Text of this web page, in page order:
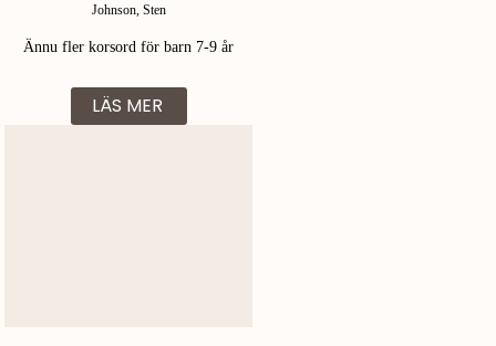
Johnson, Sten
Ännu fler korsord för barn 7-9 år
LÄS MER